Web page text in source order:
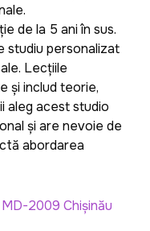
de la 5 ani în sus.
studiu personalizat
Lecțiile
și includ teorie,
aleg acest studio
și are nevoie de
abordarea
2009 Chișinău